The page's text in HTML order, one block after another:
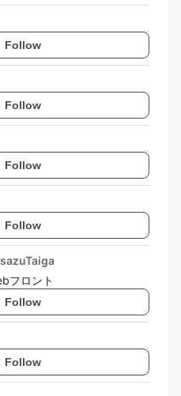
Follow
Follow
Follow
Follow
フロント
Follow
Follow